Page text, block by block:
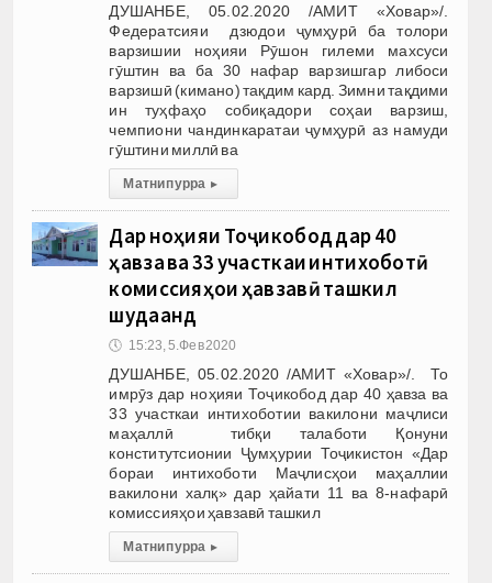
ДУШАНБЕ, 05.02.2020 /АМИТ «Ховар»/.
Федератсияи дзюдои ҷумҳурӣ ба толори
варзишии ноҳияи Рӯшон гилеми махсуси
гӯштин ва ба 30 нафар варзишгар либоси
варзишӣ (кимано) тақдим кард. Зимни тақдими
ин туҳфаҳо собиқадори соҳаи варзиш,
чемпиони чандинкаратаи ҷумҳурӣ аз намуди
гӯштини миллӣ ва
Матни пурра ▸
Дар ноҳияи Тоҷикобод дар 40
ҳавза ва 33 участкаи интихоботӣ
комиссияҳои ҳавзавӣ ташкил
шудаанд
🕔 15:23, 5.Фев 2020
ДУШАНБЕ, 05.02.2020 /АМИТ «Ховар»/. То
имрӯз дар ноҳияи Тоҷикобод дар 40 ҳавза ва
33 участкаи интихоботии вакилони маҷлиси
маҳаллӣ тибқи талаботи Қонуни
конститутсионии Ҷумҳурии Тоҷикистон «Дар
бораи интихоботи Маҷлисҳои маҳаллии
вакилони халқ» дар ҳайати 11 ва 8-нафарӣ
комиссияҳои ҳавзавӣ ташкил
Матни пурра ▸